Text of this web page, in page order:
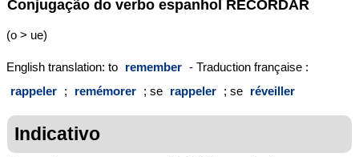
Conjugação do verbo espanhol RECORDAR
(o > ue)
English translation: to remember - Traduction française :
rappeler ; remémorer ; se rappeler ; se réveiller
Indicativo